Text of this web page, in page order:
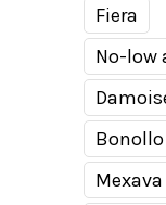
Fiera
No-low
Bonollo
Mexava